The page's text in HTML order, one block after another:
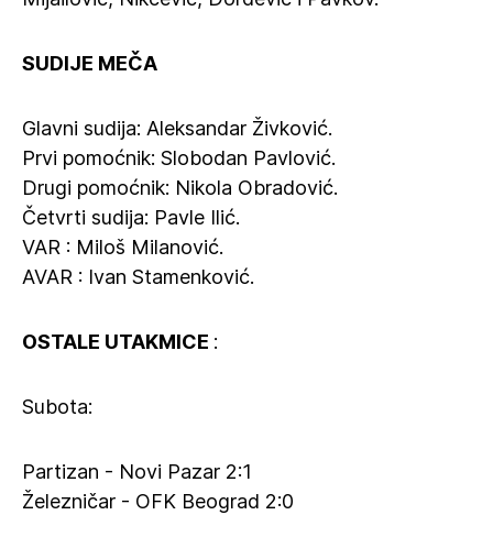
SUDIJE MEČA
Glavni sudija: Aleksandar Živković.
Prvi pomoćnik: Slobodan Pavlović.
Drugi pomoćnik: Nikola Obradović.
Četvrti sudija: Pavle Ilić.
VAR : Miloš Milanović.
AVAR : Ivan Stamenković.
OSTALE UTAKMICE :
Subota:
Partizan - Novi Pazar 2:1
Železničar - OFK Beograd 2:0